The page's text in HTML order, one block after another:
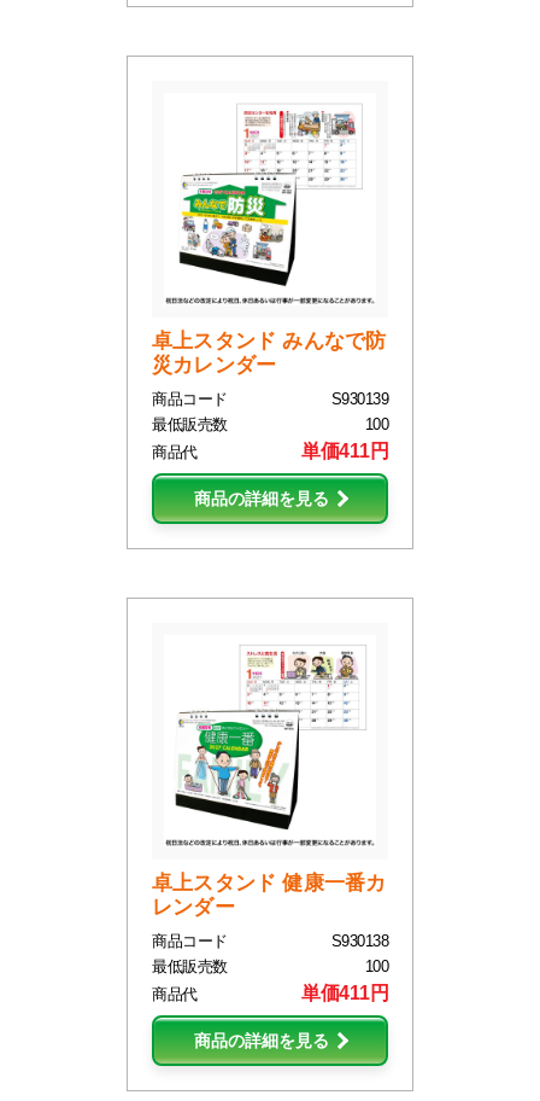
卓上スタンド みんなで防
災カレンダー
商品コード
S930139
最低販売数
100
商品代
単価411円
商品の詳細を見る
卓上スタンド 健康一番カ
レンダー
商品コード
S930138
最低販売数
100
商品代
単価411円
商品の詳細を見る